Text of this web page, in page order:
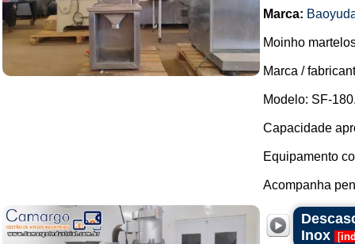
Marca:
Moinho
Marca /
Modelo: SF-
Capacidade
Equipamento
Acompanha
Inox
[